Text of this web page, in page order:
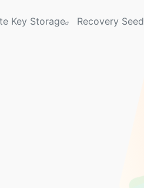
Key Storage Recovery Seed